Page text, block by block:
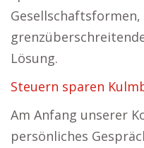
Lösung.
Steuern sparen
Am Anfang unserer
persönliches